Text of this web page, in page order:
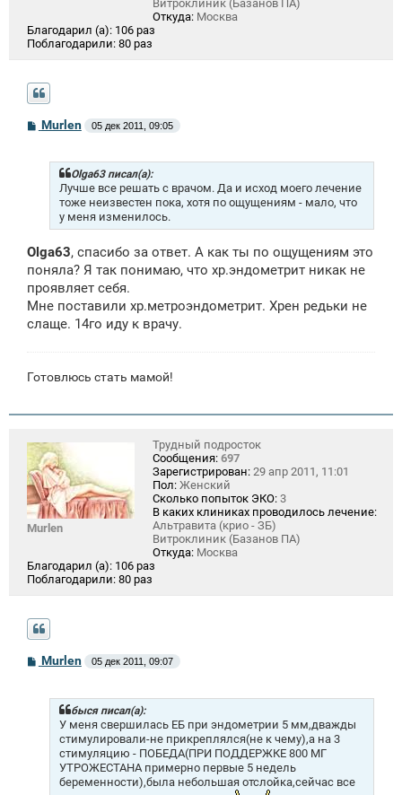
Витроклиник (Базанов ПА)
Откуда: Москва
Благодарил (а): 106 раз
Поблагодарили: 80 раз
С
о
Murlen 05 дек 2011, 09:05
Olga63 писал(а):
Лучше все решать с врачом. Да и исход моего лечение
тоже неизвестен пока, хотя по ощущениям - мало, что
у меня изменилось.
Olga63, спасибо за ответ. А как ты по ощущениям это
поняла? Я так понимаю, что хр.эндометрит никак не
проявляет себя.
Мне поставили хр.метроэндометрит. Хрен редьки не
слаще. 14го иду к врачу.
Готовлюсь стать мамой!
Murlen
Трудный подросток
Сообщения: 697
Зарегистрирован: 29 апр 2011, 11:01
Пол: Женский
Сколько попыток ЭКО: 3
В каких клиниках проводилось лечение:
Альтравита (крио - ЗБ)
Витроклиник (Базанов ПА)
Откуда: Москва
Благодарил (а): 106 раз
Поблагодарили: 80 раз
СMurlen 05 дек 2011, 09:07
быся писал(а):
У меня свершилась ЕБ при эндометрии 5 мм,дважды
стимулировали-не прикреплялся(не к чему),а на 3
стимуляцию - ПОБЕДА(ПРИ ПОДДЕРЖКЕ 800 МГ
УТРОЖЕСТАНА примерно первые 5 недель
беременности),была небольшая отслойка,сейчас все